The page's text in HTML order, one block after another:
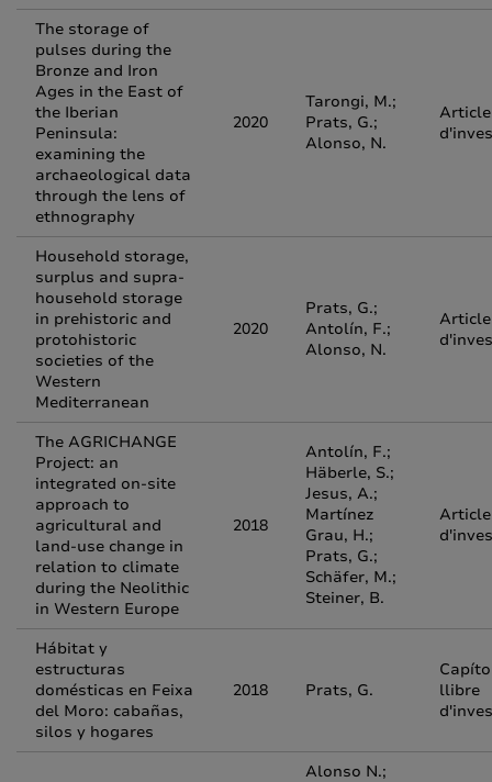
The storage of
pulses during the
Bronze and Iron
Ages in the East of
the Iberian
Peninsula:
examining the
archaeological data
through the lens of
ethnography
2020
Tarongi, M.;
Prats, G.;
Alonso, N.
Article
Household storage,
surplus and supra-
household storage
in prehistoric and
protohistoric
societies of the
Western
Mediterranean
2020
Prats, G.;
Antolín, F.;
Alonso, N.
Article
The AGRICHANGE
Project: an
integrated on-site
approach to
agricultural and
land-use change in
relation to climate
during the Neolithic
in Western Europe
2018
Antolín, F.;
Häberle, S.;
Jesus, A.;
Martínez
Grau, H.;
Prats, G.;
Schäfer, M.;
Steiner, B.
Article
Hábitat y
estructuras
domésticas en Feixa
del Moro: cabañas,
silos y hogares
2018 Prats, G.
llibre
Alonso N.;